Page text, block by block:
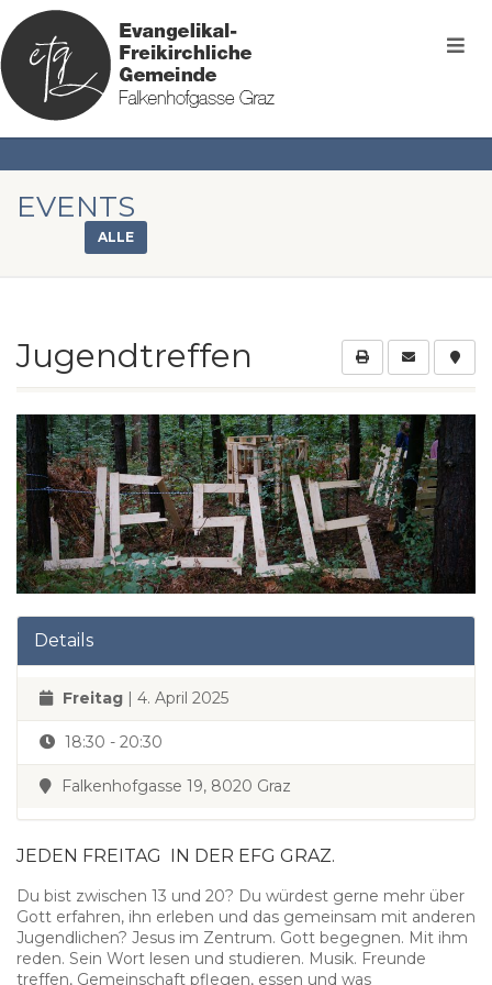
EVENTS
ALLE
Jugendtreffen
Details
Freitag | 4. April 2025
18:30 - 20:30
Falkenhofgasse 19, 8020 Graz
JEDEN FREITAG IN DER EFG GRAZ.
Du bist zwischen 13 und 20? Du würdest gerne mehr über
Gott erfahren, ihn erleben und das gemeinsam mit anderen
Jugendlichen? Jesus im Zentrum. Gott begegnen. Mit ihm
reden. Sein Wort lesen und studieren. Musik. Freunde
treffen, Gemeinschaft pflegen, essen und was